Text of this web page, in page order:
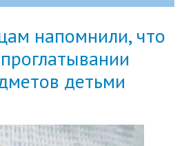
напомнили, что
детьми